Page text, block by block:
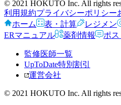
© 2021 HOKUTO Inc. All rights
利用規約プライバシーポリシー
ホーム
表・計算 レジメン
ERマニュアル
薬剤情報 ポス
監修医師一覧
UpToDate特別割引
運営会社
© 2021 HOKUTO Inc. All rights